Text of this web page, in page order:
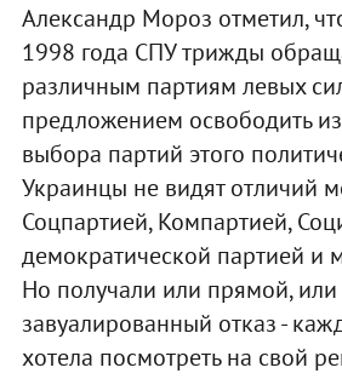
Александр Мороз отметил,
1998 года СПУ трижды
различным партиям левых
предложением освободить
выбора партий этого
Украинцы не видят отличий
Соцпартией, Компартией,
демократической партией и
Но получали или прямой, или
завуалированный отказ -
хотела посмотреть на свой